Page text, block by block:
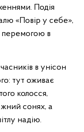
Подія
«Повір у себе»,
перемогою в
в унісон
тут оживає
колосся,
сонях, а
надію.